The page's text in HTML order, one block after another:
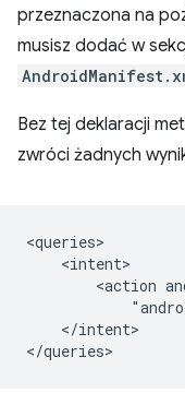
przeznaczona na
musisz dodać w
Bez tej deklaracji
zwróci żadnych
<action
</intent>